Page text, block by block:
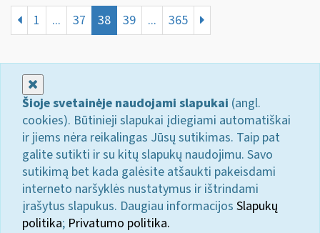
1 ... 37 38 39 ... 365
Šioje svetainėje naudojami slapukai (angl.
cookies). Būtinieji slapukai įdiegiami automatiškai
ir jiems nėra reikalingas Jūsų sutikimas. Taip pat
galite sutikti ir su kitų slapukų naudojimu. Savo
sutikimą bet kada galėsite atšaukti pakeisdami
interneto naršyklės nustatymus ir ištrindami
įrašytus slapukus. Daugiau informacijos Slapukų
politika; Privatumo politika.